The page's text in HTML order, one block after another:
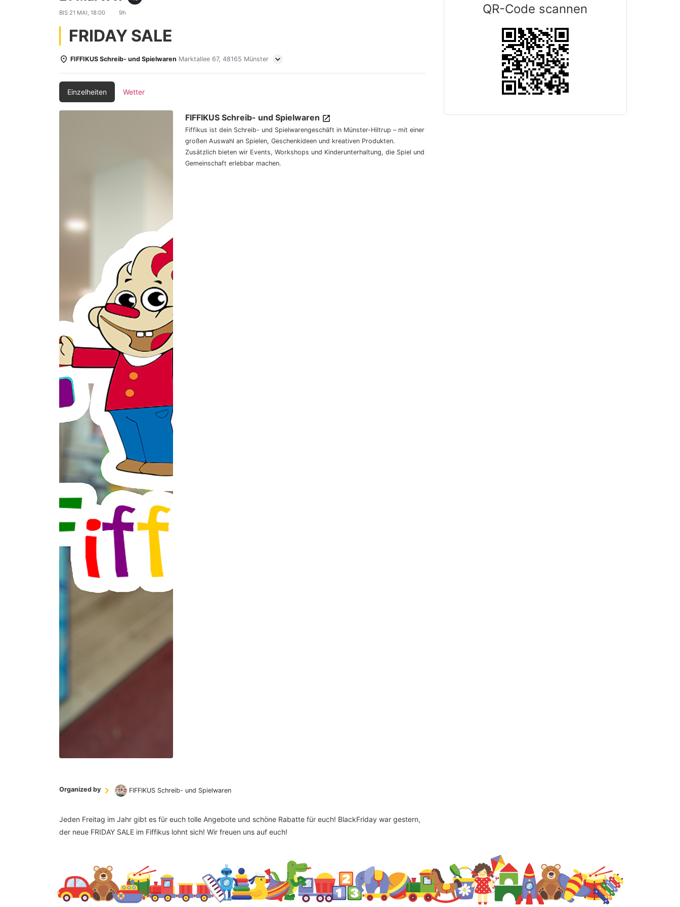
BIS 21 MAI, 18:00 9h
FRIDAY SALE
FIFFIKUS Schreib- und Spielwaren Marktallee 67, 48165 Münster
Einzelheiten Wetter
FIFFIKUS Schreib- und Spielwaren
Fiffikus ist dein Schreib- und Spielwarengeschäft in Münster-Hiltrup – mit einer
großen Auswahl an Spielen, Geschenkideen und kreativen Produkten.
Zusätzlich bieten wir Events, Workshops und Kinderunterhaltung, die Spiel und
Gemeinschaft erlebbar machen.
Organized by FIFFIKUS Schreib- und Spielwaren
Jeden Freitag im Jahr gibt es für euch tolle Angebote und schöne Rabatte für euch! BlackFriday war gestern,
der neue FRIDAY SALE im Fiffikus lohnt sich! Wir freuen uns auf euch!
QR-Code scannen